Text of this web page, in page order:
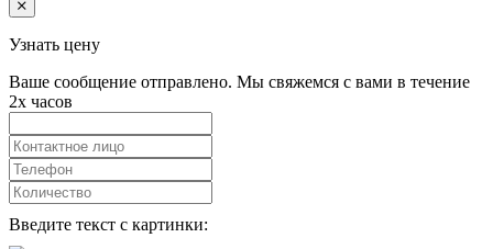
Узнать цену
Ваше сообщение отправлено. Мы свяжемся с вами в течение
2х часов
Введите текст с картинки: